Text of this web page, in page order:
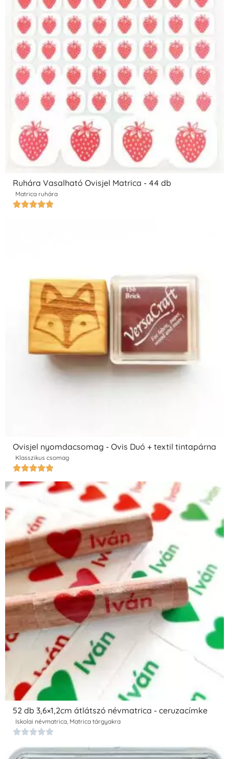
Ruhára Vasalható Ovisjel Matrica - 44 db
Matrica ruhára

Ovisjel nyomdacsomag - Ovis Duó + textil tintapárna
Klasszikus csomag

52 db 3,6×1,2cm átlátszó névmatrica - ceruzacímke
Iskolai névmatrica, Matrica tárgyakra
